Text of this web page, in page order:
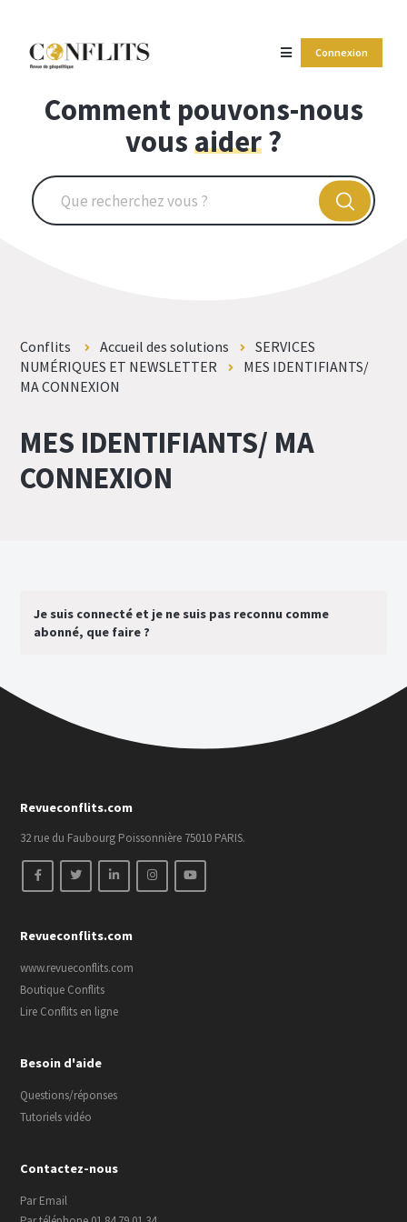
Connexion
Comment pouvons-nous
vousaider?
Conflits Accueil des solutions
SERVICES
NUMÉRIQUES ET NEWSLETTER
MES IDENTIFIANTS/
MA CONNEXION
MES IDENTIFIANTS/ MA
CONNEXION
Je suis connecté et je ne suis pas reconnu comme
abonné, que faire ?
Revueconflits.com
32 rue du Faubourg Poissonnière 75010 PARIS.
Revueconflits.com
www.revueconflits.com
Boutique Conflits
Lire Conflits en ligne
Besoin d'aide
Questions/réponses
Tutoriels vidéo
Contactez-nous
Par Email